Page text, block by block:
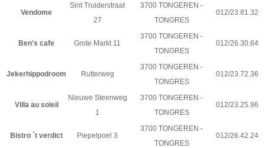
Vendome
Sint Truiderstraat
27
3700 TONGEREN -
TONGRES
012/23.81.32
Ben's cafe Grote Markt 11
3700 TONGEREN -
TONGRES
012/26.30.64
Jekerhippodroom Rutterweg
3700 TONGEREN -
TONGRES
012/23.72.36
Villa au soleil
Nieuwe Steenweg
1
3700 TONGEREN -
TONGRES
012/23.25.96
Bistro `t verdict Piepelpoel 3
3700 TONGEREN -
TONGRES
012/26.42.24